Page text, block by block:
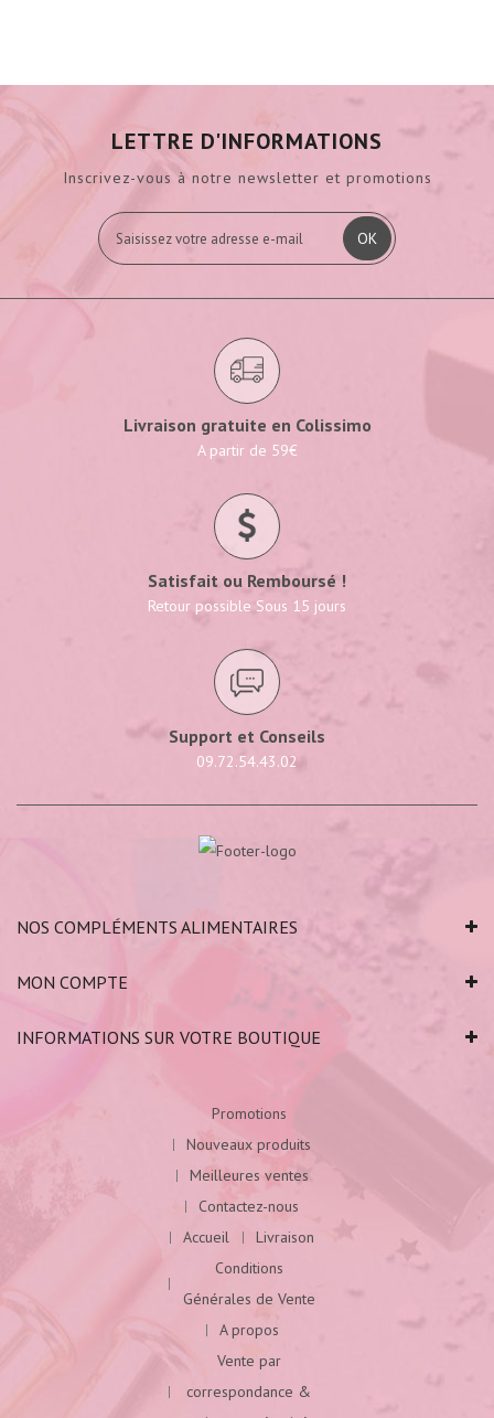
LETTRE D'INFORMATIONS
Inscrivez-vous à notre newsletter et promotions
OK
Livraison gratuite en Colissimo
A partir de 59€
Satisfait ou Remboursé !
Retour possible Sous 15 jours
Support et Conseils
09.72.54.43.02
NOS COMPLÉMENTS ALIMENTAIRES
MON COMPTE
INFORMATIONS SUR VOTRE BOUTIQUE
Promotions
Nouveaux produits
Meilleures ventes
Contactez-nous
Accueil
Livraison
Conditions
Générales de Vente
A propos
Vente par
correspondance &